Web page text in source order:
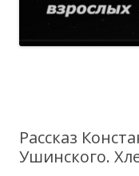
Рассказ
Ушинского.